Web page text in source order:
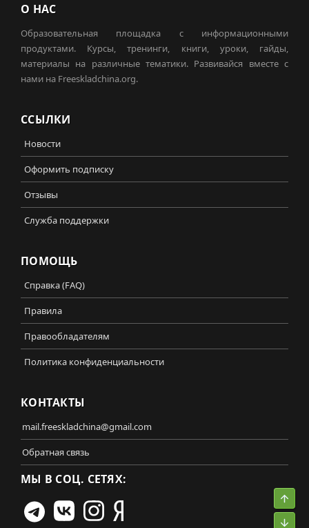
О НАС
Образовательная площадка с информационными
продуктами. Курсы, тренинги, книги, уроки, гайды,
материалы на различные тематики. Развивайся вместе с
нами на Freeskladchina.org.
ССЫЛКИ
Новости
Оформить подписку
Отзывы
Служба поддержки
ПОМОЩЬ
Справка (FAQ)
Правила
Правообладателям
Политика конфиденциальности
КОНТАКТЫ
mail.freeskladchina@gmail.com
Обратная связь
МЫ В СОЦ. СЕТЯХ: